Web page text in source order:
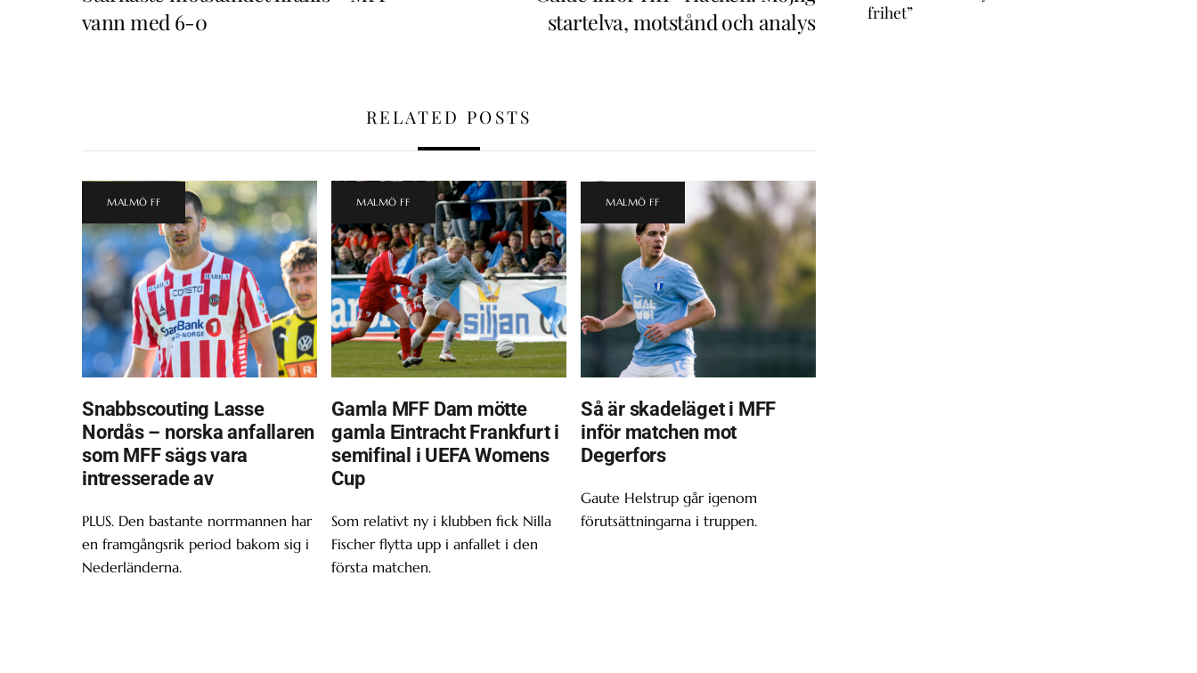
vann med 6-0
startelva, motstånd och analys
RELATED POSTS
MALMÖ FF
Snabbscouting Lasse
Nordås – norska anfallaren
som MFF sägs vara
intresserade av
PLUS. Den bastante norrmannen har
en framgångsrik period bakom sig i
Nederländerna.
MALMÖ FF
Gamla MFF Dam mötte
gamla Eintracht Frankfurt i
semifinal i UEFA Womens
Cup
Som relativt ny i klubben fick Nilla
Fischer flytta upp i anfallet i den
första matchen.
MALMÖ FF
Så är skadeläget i MFF
inför matchen mot
Degerfors
Gaute Helstrup går igenom
förutsättningarna i truppen.
frihet”